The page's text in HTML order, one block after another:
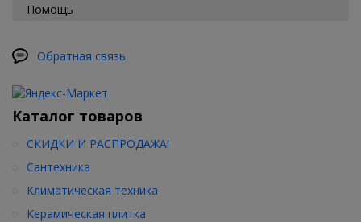
Помощь
Обратная связь
Каталог товаров
СКИДКИ И РАСПРОДАЖА!
Сантехника
Климатическая техника
Керамическая плитка